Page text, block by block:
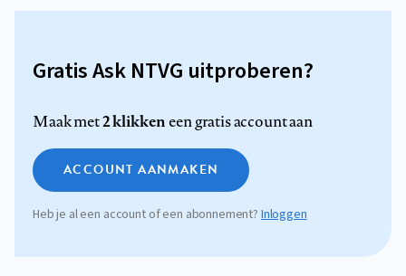
Gratis Ask NTVG uitproberen?
Maak met2 klikkeneen gratis account aan
ACCOUNT AANMAKEN
Heb je al een account of een abonnement?Inloggen